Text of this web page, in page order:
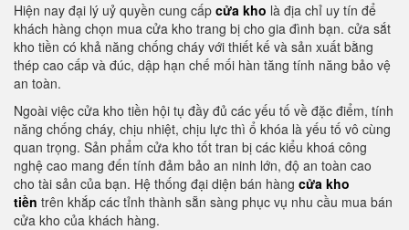
Hiện nay đại lý uỷ quyền cung cấp cửa kho là địa chỉ uy tín để
khách hàng chọn mua cửa kho trang bị cho gia đình bạn. cửa sắt
kho tiền có khả năng chống cháy với thiết kế và sản xuất bằng
thép cao cấp và đúc, dập hạn chế mối hàn tăng tính năng bảo vệ
an toàn.
Ngoài việc cửa kho tiền hội tụ đầy đủ các yếu tố về đặc điểm, tính
năng chống cháy, chịu nhiệt, chịu lực thì ổ khóa là yếu tố vô cùng
quan trọng. Sản phẩm cửa kho tốt tran bị các kiểu khoá công
nghệ cao mang đến tính đảm bảo an ninh lớn, độ an toàn cao
cho tài sản của bạn. Hệ thống đại diện bán hàng cửa kho
tiền trên khắp các tỉnh thành sẵn sàng phục vụ nhu cầu mua bán
cửa kho của khách hàng.